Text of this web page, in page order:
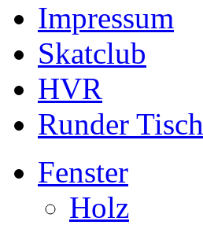
Impressum
Skatclub
HVR
Runder Tisch
Fenster
Holz